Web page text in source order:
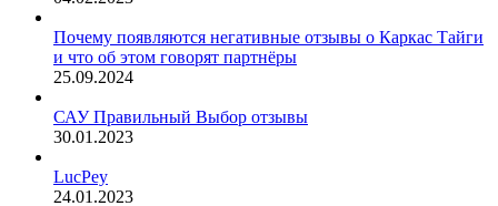
Почему появляются негативные отзывы о Каркас Тайги
и что об этом говорят партнёры
25.09.2024
САУ Правильный Выбор отзывы
30.01.2023
LucPey
24.01.2023